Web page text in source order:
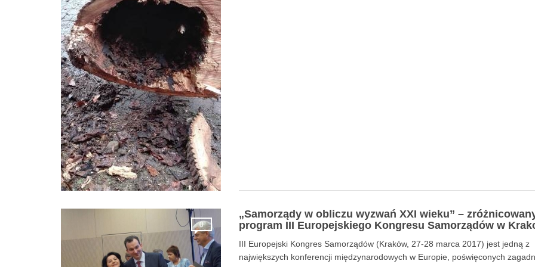
0
„Samorządy w obliczu wyzwań XXI wieku” –
program III Europejskiego Kongresu Samorządów w
III Europejski Kongres Samorządów (Kraków, 27-28 marca 2017) jest jedną z
największych konferencji międzynarodowych w Europie, poświęconych